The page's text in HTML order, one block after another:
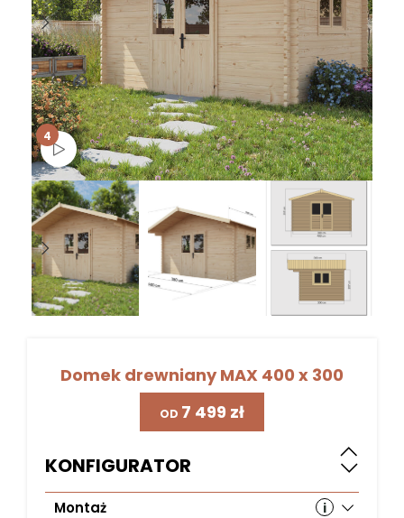
Obejrzyj wideo
4
Domek drewniany MAX 400 x 300
zł
KONFIGURATOR
Montaż